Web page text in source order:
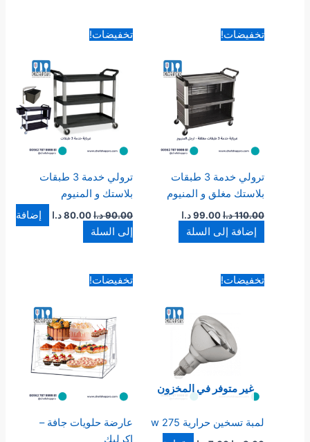
تخفيضات!
ترولي خدمة 3 طبقات
بلاستك مغلق و المنيوم
110.00د.ا
السعر
الأصلي
99.00 د.ا
99.00 د.ا.
إضافة إلى السلة
تخفيضات!
ترولي خدمة 3 طبقات
بلاستك و المنيوم
90.00د.ا
السعر
الأصلي
80.00د.ا
80.00 د.ا.
إضافة
إلى السلة
تخفيضات!
غير متوفر في المخزون
لمبة تسخين حرارية 275 w
السعر
الأصلي
7.00 د.ا.
تخفيضات!
عارضة حلويات جافة –
اكرليك
110.00 د.ا.